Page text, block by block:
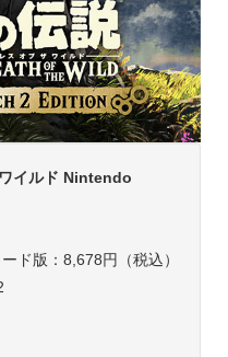
イルド Nintendo
ド版：8,678円（税込）